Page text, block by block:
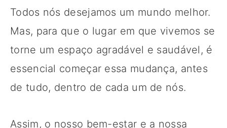
Todos nós desejamos um mundo melhor.
Mas, para que o lugar em que vivemos se
torne um espaço agradável e saudável, é
essencial começar essa mudança, antes
de tudo, dentro de cada um de nós.
Assim, o nosso bem-estar e a nossa